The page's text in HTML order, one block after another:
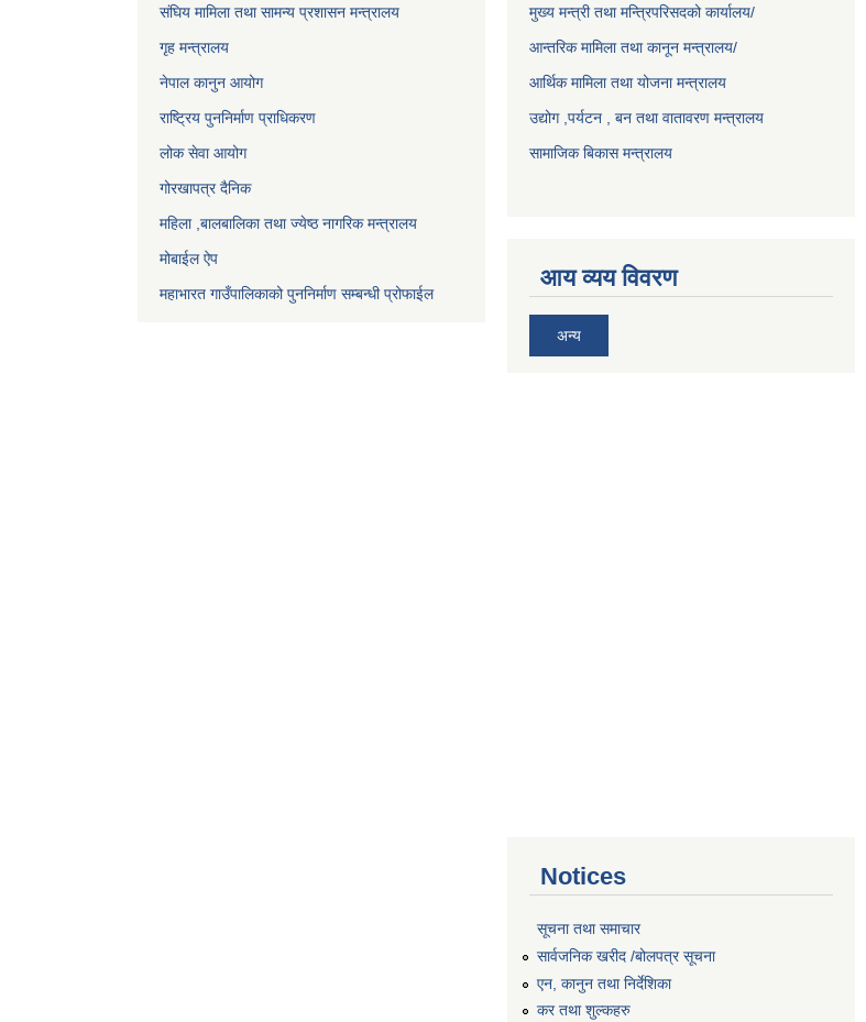
संघिय मामिला तथा सामन्य प्रशासन मन्त्रालय
गृह मन्त्रालय
नेपाल कानुन आयोग
राष्ट्रिय पुननिर्माण प्राधिकरण
लोक सेवा आयोग
गोरखापत्र दैनिक
महिला ,बालबालिका तथा ज्येष्ठ नागरिक मन्त्रालय
मोबाईल ऐप
महाभारत गाउँपालिकाको पुननिर्माण सम्बन्धी प्रोफाईल
मुख्य मन्त्री तथा मन्त्रिपरिसदको कार्यालय/
आन्तरिक मामिला तथा कानून मन्त्रालय/
आर्थिक मामिला तथा योजना मन्त्रालय
उद्योग ,पर्यटन , बन तथा वातावरण मन्त्रालय
सामाजिक बिकास मन्त्रालय
आय व्यय विवरण
अन्य
Notices
सूचना तथा समाचार
सार्वजनिक खरीद /बोलपत्र सूचना
एन, कानुन तथा निर्देशिका
कर तथा शुल्कहरु